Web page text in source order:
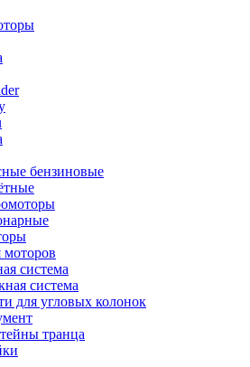
бензиновые
моторов
система
система
для угловых колонок
транца